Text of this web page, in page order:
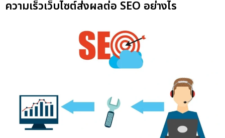
ความเร็วเว็บไซต์ส่งผลต่อ SEO อย่างไร